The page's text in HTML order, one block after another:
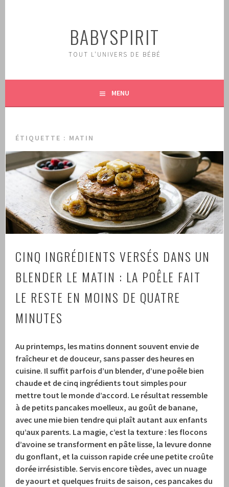
BABYSPIRIT
TOUT L'UNIVERS DE BÉBÉ
MENU
ÉTIQUETTE : MATIN
CINQ INGRÉDIENTS VERSÉS DANS UN
BLENDER LE MATIN : LA POÊLE FAIT
LE RESTE EN MOINS DE QUATRE
MINUTES
Au printemps, les matins donnent souvent envie de
fraîcheur et de douceur, sans passer des heures en
cuisine. Il suffit parfois d’un blender, d’une poêle bien
chaude et de cinq ingrédients tout simples pour
mettre tout le monde d’accord. Le résultat ressemble
à de petits pancakes moelleux, au goût de banane,
avec une mie bien tendre qui plaît autant aux enfants
qu’aux parents. La magie, c’est la texture : les flocons
d’avoine se transforment en pâte lisse, la levure donne
du gonflant, et la cuisson rapide crée une petite croûte
dorée irrésistible. Servis encore tièdes, avec un nuage
de yaourt et quelques fruits de saison, ces pancakes du